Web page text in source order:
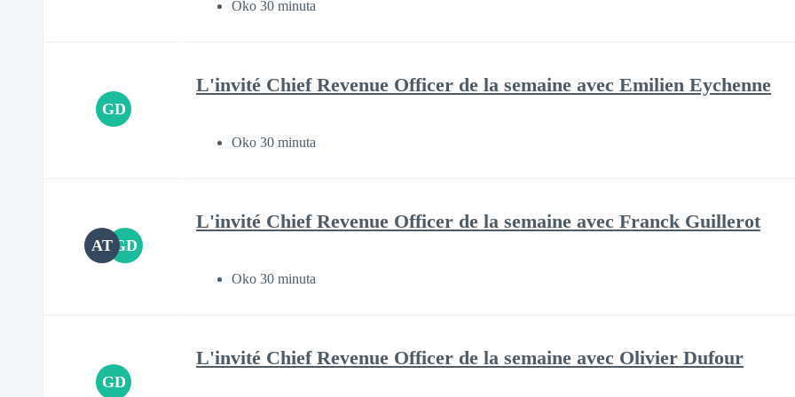
Oko 30 minuta
GD
L'invité Chief Revenue Officer de la semaine avec Emilien Eychenne
Oko 30 minuta
AT GD
L'invité Chief Revenue Officer de la semaine avec Franck Guillerot
Oko 30 minuta
GD
L'invité Chief Revenue Officer de la semaine avec Olivier Dufour